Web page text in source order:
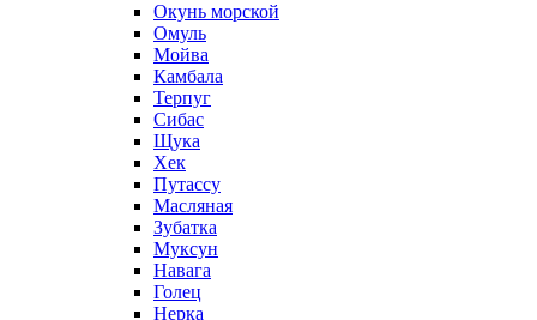
Окунь морской
Омуль
Мойва
Камбала
Терпуг
Сибас
Щука
Хек
Путассу
Масляная
Зубатка
Муксун
Навага
Голец
Нерка